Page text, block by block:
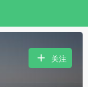
关注